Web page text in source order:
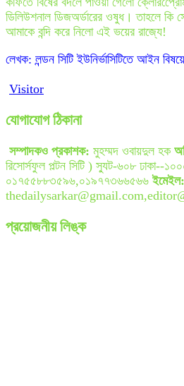
ডিলিউশনাল ডিজঅর্ডারের ওষুধ। তাহলে কি
আমাকে বন্দি করে নিলো এই ভয়ের রাজ্যে!
লেখক: লন্ডন সিটি ইউনির্ভাসিটিতে আইন
Visitor
যোগাযোগ ঠিকানা
সম্পাদকও প্রকাশক: মুহম্মদ ওবায়দুল হক
রিসোর্সফুল পল্টন সিটি ) স্যুট-৬০৮ ঢাকা--
০১৭৫৫৮৮৩৫৯৬,০১৯৭৭৩৬৬৫৬৬ ইমেইল:
প্রয়োজনীয় লিঙ্ক